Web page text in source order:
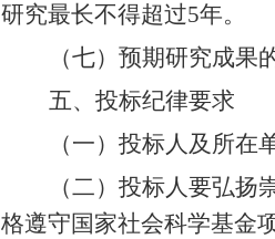
研究最长不得超过5年。
（七）预期研究成果
五、投标纪律要求
（一）投标人及所
（二）投标人要弘
格遵守国家社会科学基金